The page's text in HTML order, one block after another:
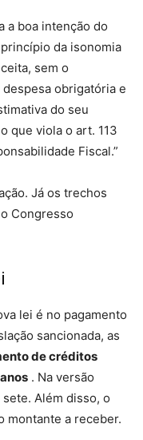
a boa intenção do
da isonomia
sem o
obrigatória e
do seu
que viola o art. 113
Fiscal.”
Já os trechos
Congresso
lei é no pagamento
sancionada, as
de créditos
. Na versão
Além disso, o
montante a receber.